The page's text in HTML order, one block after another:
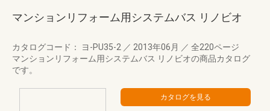
マンションリフォーム用システムバス リノビオ
カタログコード： ヨ-PU35-2 ／ 2013年06月 ／ 全220ページ
マンションリフォーム用システムバス リノビオの商品カタログ
です。